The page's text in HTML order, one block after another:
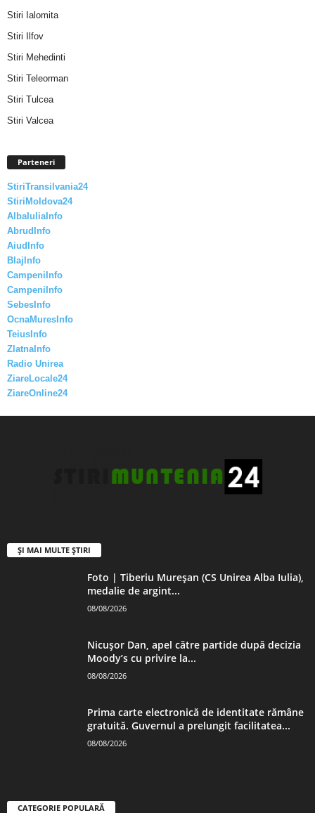
Stiri Ialomita
Stiri Ilfov
Stiri Mehedinti
Stiri Teleorman
Stiri Tulcea
Stiri Valcea
Parteneri
StiriTransilvania24
StiriMoldova24
AlbaIuliaInfo
AbrudInfo
AiudInfo
BlajInfo
CampeniInfo
CampeniInfo
SebesInfo
OcnaMuresInfo
TeiusInfo
ZlatnaInfo
Radio Unirea
ZiareLocale24
ZiareOnline24
ȘI MAI MULTE ȘTIRI
Foto | Tiberiu Mureșan (CS Unirea Alba Iulia),
medalie de argint...
08/08/2026
Nicușor Dan, apel către partide după decizia
Moody’s cu privire la...
08/08/2026
Prima carte electronică de identitate rămâne
gratuită. Guvernul a prelungit facilitatea...
08/08/2026
CATEGORIE POPULARĂ